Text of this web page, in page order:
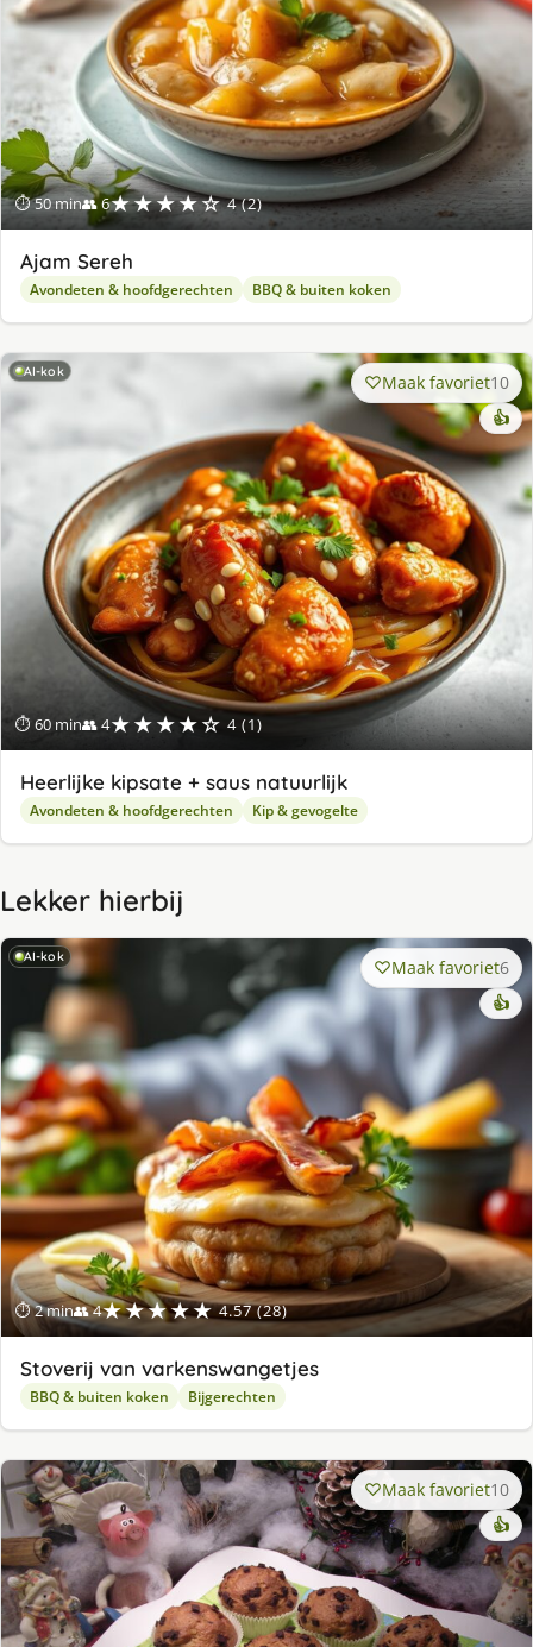
⏱ 50 min👥 6★★★★☆ 4 (2)
Ajam Sereh
Avondeten & hoofdgerechten BBQ & buiten koken
AI-kok
⏱ 60 min👥 4★★★★☆ 4 (1)
Maak favoriet10
👍
Heerlijke kipsate + saus natuurlijk
Avondeten & hoofdgerechten Kip & gevogelte
Lekker hierbij
AI-kok
⏱ 2 min👥 4★★★★★ 4.57 (28)
Maak favoriet6
👍
Stoverij van varkenswangetjes
BBQ & buiten koken Bijgerechten
Maak favoriet10
👍